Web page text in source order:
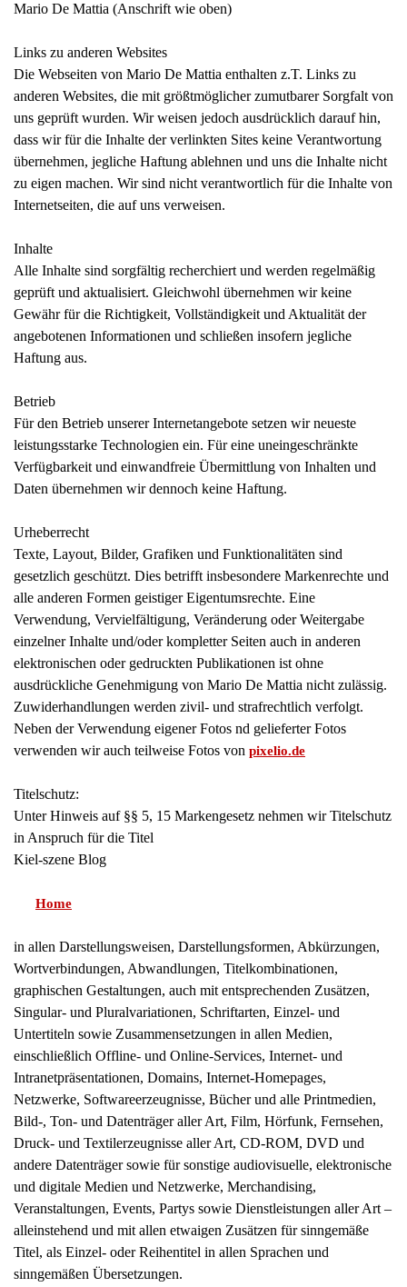
Mario De Mattia (Anschrift wie oben)
Links zu anderen Websites
Die Webseiten von Mario De Mattia enthalten z.T. Links zu
anderen Websites, die mit größtmöglicher zumutbarer Sorgfalt von
uns geprüft wurden. Wir weisen jedoch ausdrücklich darauf hin,
dass wir für die Inhalte der verlinkten Sites keine Verantwortung
übernehmen, jegliche Haftung ablehnen und uns die Inhalte nicht
zu eigen machen. Wir sind nicht verantwortlich für die Inhalte von
Internetseiten, die auf uns verweisen.
Inhalte
Alle Inhalte sind sorgfältig recherchiert und werden regelmäßig
geprüft und aktualisiert. Gleichwohl übernehmen wir keine
Gewähr für die Richtigkeit, Vollständigkeit und Aktualität der
angebotenen Informationen und schließen insofern jegliche
Haftung aus.
Betrieb
Für den Betrieb unserer Internetangebote setzen wir neueste
leistungsstarke Technologien ein. Für eine uneingeschränkte
Verfügbarkeit und einwandfreie Übermittlung von Inhalten und
Daten übernehmen wir dennoch keine Haftung.
Urheberrecht
Texte, Layout, Bilder, Grafiken und Funktionalitäten sind
gesetzlich geschützt. Dies betrifft insbesondere Markenrechte und
alle anderen Formen geistiger Eigentumsrechte. Eine
Verwendung, Vervielfältigung, Veränderung oder Weitergabe
einzelner Inhalte und/oder kompletter Seiten auch in anderen
elektronischen oder gedruckten Publikationen ist ohne
ausdrückliche Genehmigung von Mario De Mattia nicht zulässig.
Zuwiderhandlungen werden zivil- und strafrechtlich verfolgt.
Neben der Verwendung eigener Fotos nd gelieferter Fotos
verwenden wir auch teilweise Fotos von pixelio.de
Titelschutz:
Unter Hinweis auf §§ 5, 15 Markengesetz nehmen wir Titelschutz
in Anspruch für die Titel
Kiel-szene Blog
Home
in allen Darstellungsweisen, Darstellungsformen, Abkürzungen,
Wortverbindungen, Abwandlungen, Titelkombinationen,
graphischen Gestaltungen, auch mit entsprechenden Zusätzen,
Singular- und Pluralvariationen, Schriftarten, Einzel- und
Untertiteln sowie Zusammensetzungen in allen Medien,
einschließlich Offline- und Online-Services, Internet- und
Intranetpräsentationen, Domains, Internet-Homepages,
Netzwerke, Softwareerzeugnisse, Bücher und alle Printmedien,
Bild-, Ton- und Datenträger aller Art, Film, Hörfunk, Fernsehen,
Druck- und Textilerzeugnisse aller Art, CD-ROM, DVD und
andere Datenträger sowie für sonstige audiovisuelle, elektronische
und digitale Medien und Netzwerke, Merchandising,
Veranstaltungen, Events, Partys sowie Dienstleistungen aller Art –
alleinstehend und mit allen etwaigen Zusätzen für sinngemäße
Titel, als Einzel- oder Reihentitel in allen Sprachen und
sinngemäßen Übersetzungen.